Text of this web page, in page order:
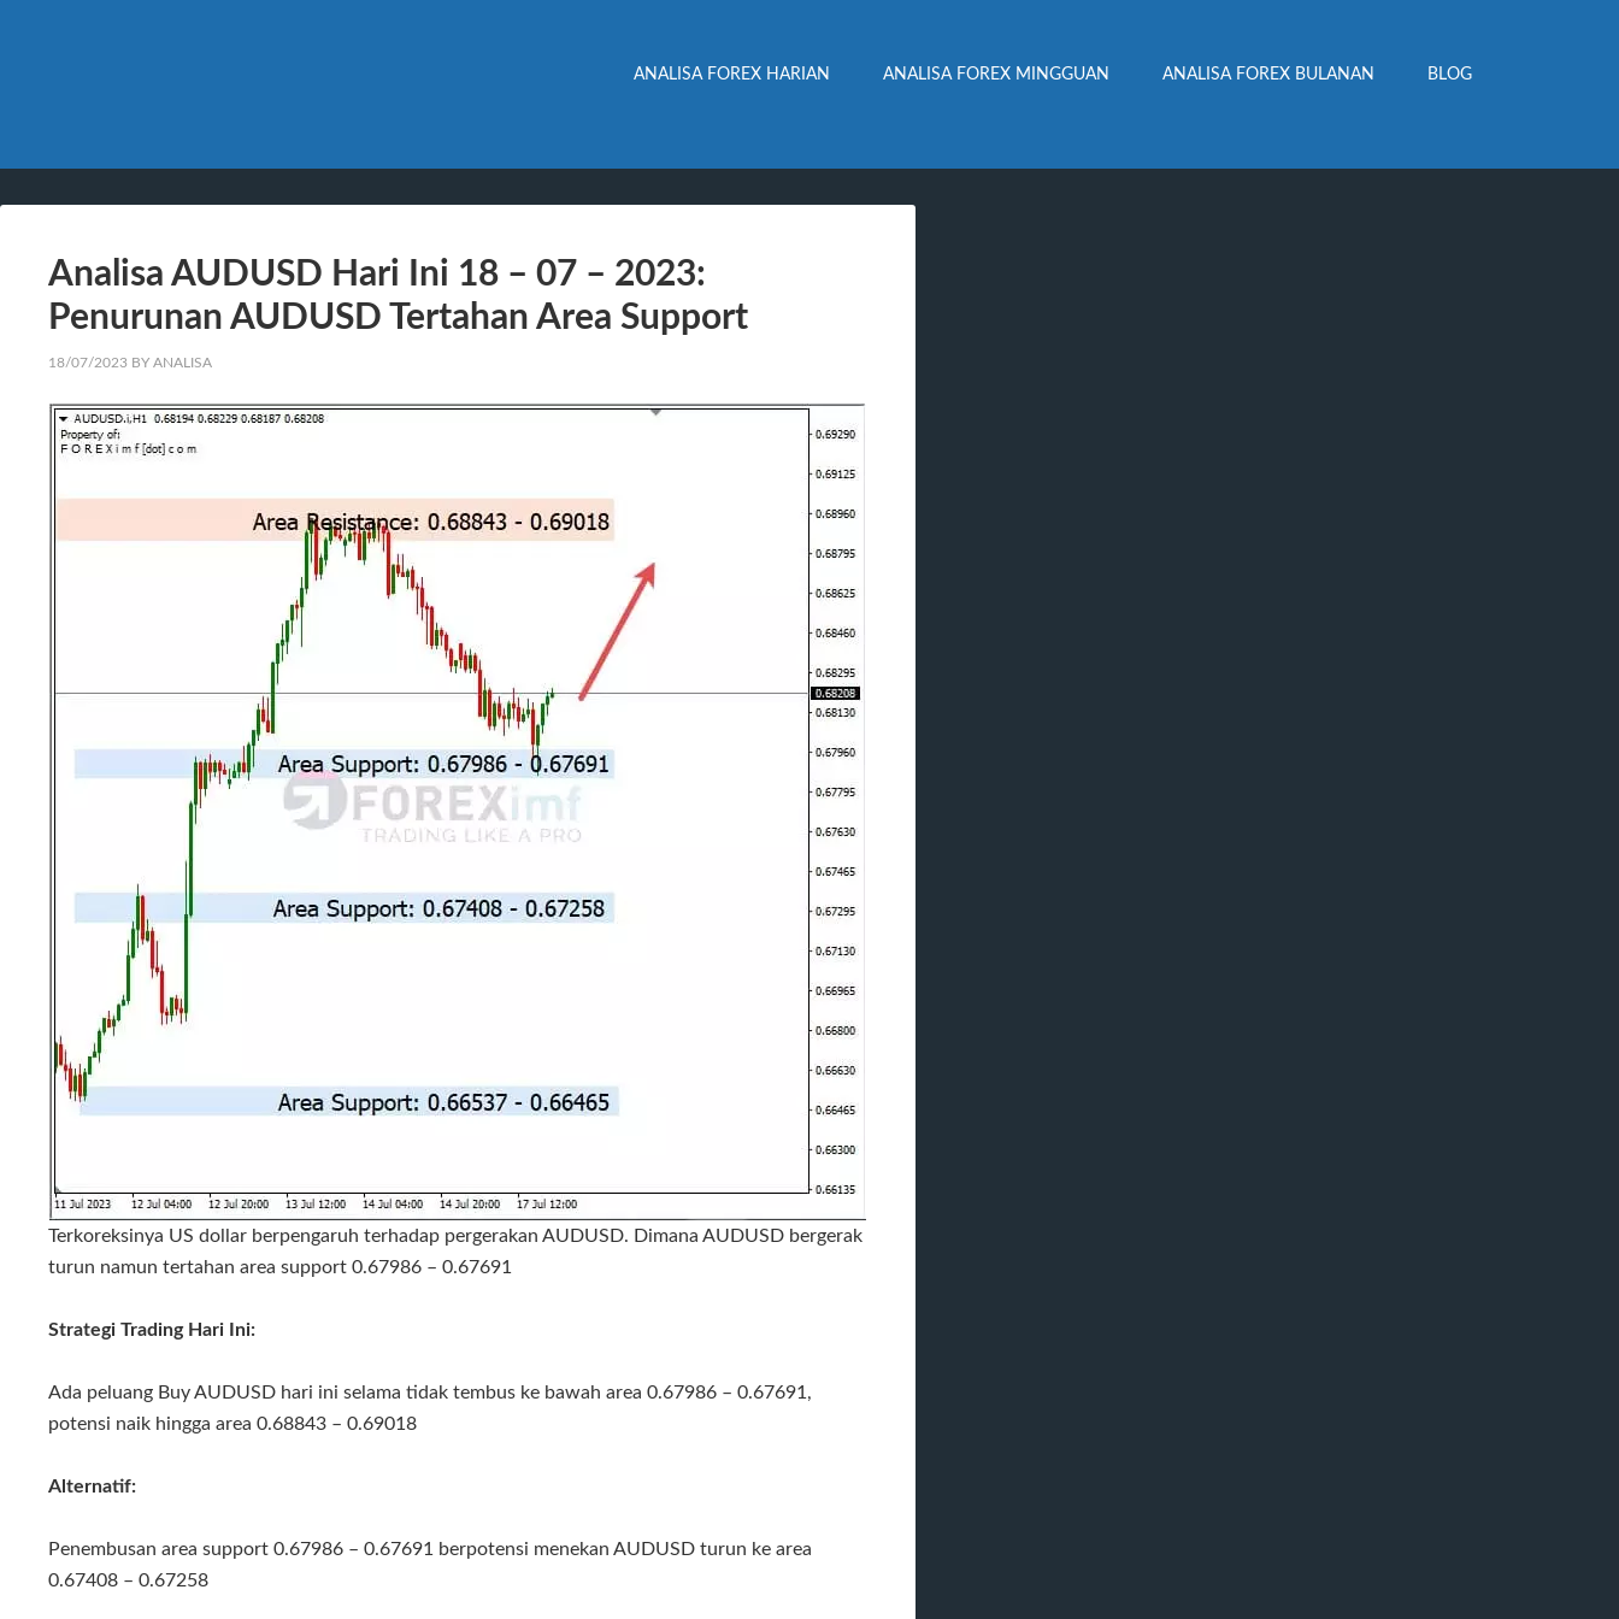
ANALISA FOREX HARIAN ANALISA FOREX MINGGUAN ANALISA FOREX BULANAN BLOG
Analisa AUDUSD Hari Ini 18 – 07 – 2023:
Penurunan AUDUSD Tertahan Area Support
18/07/2023 BY ANALISA
Terkoreksinya US dollar berpengaruh terhadap pergerakan AUDUSD. Dimana AUDUSD bergerak
turun namun tertahan area support 0.67986 – 0.67691
Strategi Trading Hari Ini:
Ada peluang Buy AUDUSD hari ini selama tidak tembus ke bawah area 0.67986 – 0.67691,
potensi naik hingga area 0.68843 – 0.69018
Alternatif:
Penembusan area support 0.67986 – 0.67691 berpotensi menekan AUDUSD turun ke area
0.67408 – 0.67258